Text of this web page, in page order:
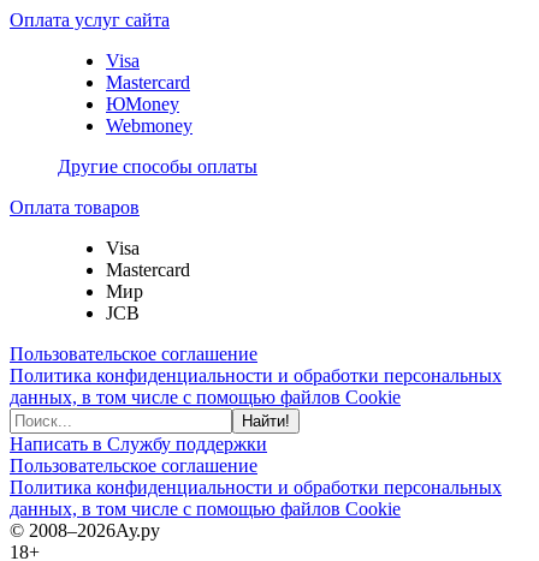
Оплата услуг сайта
Visa
Mastercard
ЮMoney
Webmoney
Другие способы оплаты
Оплата товаров
Visa
Mastercard
Мир
JCB
Пользовательское соглашение
Политика конфиденциальности и обработки персональных
данных, в том числе с помощью файлов Cookie
Найти!
Написать в Службу поддержки
Пользовательское соглашение
Политика конфиденциальности и обработки персональных
данных, в том числе с помощью файлов Cookie
© 2008–2026Ау.ру
18+